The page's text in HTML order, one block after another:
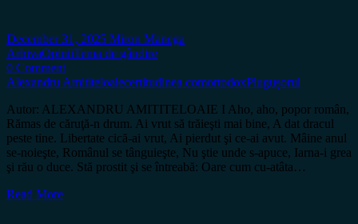
December 31, 2025 Miron Manega
ArhivaOpiniiTema de gândire
0 Comment
Alexandru Amititeloaiecertitudinea.comortodoxPlugușorul
Autor: ALEXANDRU AMITITELOAIE I Aho, aho, popor român,
Rămas de căruţă-n drum. Ai vrut să trăieşti mai bine, A dat dracul
peste tine. Libertate cică-ai vrut, Ai pierdut şi ce-ai avut. Mâine anul
se-noieşte, Românul se tânguieşte, Nu ştie unde s-apuce, Iarna-i grea
şi rău o duce. Stă prostit şi se întreabă: Oare cum cu-atâta…
Read More